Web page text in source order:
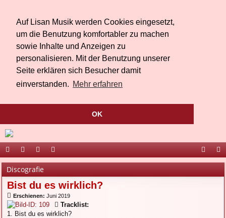
Auf Lisan Musik werden Cookies eingesetzt,
um die Benutzung komfortabler zu machen
sowie Inhalte und Anzeigen zu
personalisieren. Mit der Benutzung unserer
Seite erklären sich Besucher damit
einverstanden. Mehr erfahren
OK
ort
al
be
Li
sa
äs
te
bu
ed ac ou
Discografie
Bist du es wirklich?
Erschienen: Juni 2019
Tracklist:
1. Bist du es wirklich?